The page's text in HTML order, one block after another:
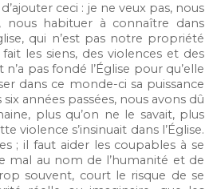
ceci : je ne veux pas, nous
nous habituer à connaître dans
qui n’est pas notre propriété
les siens, des violences et des
pas fondé l’Église pour qu’elle
dans ce monde-ci sa puissance
années passées, nous avons dû
plus qu’on ne le savait, plus
violence s’insinuait dans l’Église.
; il faut aider les coupables à se
mal au nom de l’humanité et de
souvent, court le risque de se